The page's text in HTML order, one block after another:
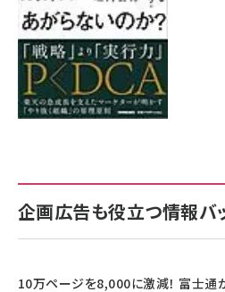
企画広告も役立つ情報バ
10万ページを8,000に激減！ 富士通